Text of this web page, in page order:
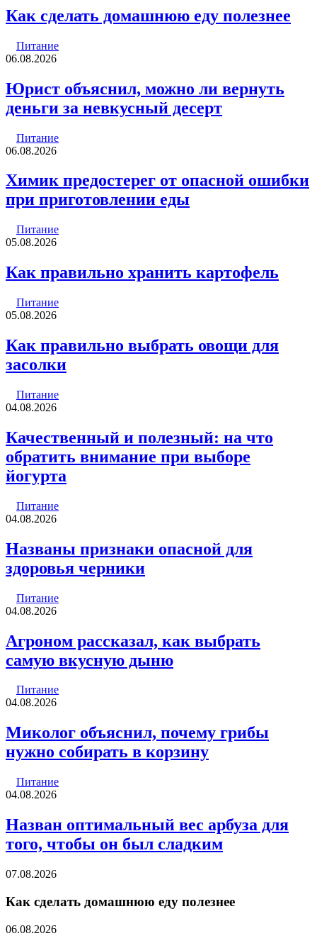
Как сделать домашнюю еду полезнее
Питание
06.08.2026
Юрист объяснил, можно ли вернуть
деньги за невкусный десерт
Питание
06.08.2026
Химик предостерег от опасной ошибки
при приготовлении еды
Питание
05.08.2026
Как правильно хранить картофель
Питание
05.08.2026
Как правильно выбрать овощи для
засолки
Питание
04.08.2026
Качественный и полезный: на что
обратить внимание при выборе
йогурта
Питание
04.08.2026
Названы признаки опасной для
здоровья черники
Питание
04.08.2026
Агроном рассказал, как выбрать
самую вкусную дыню
Питание
04.08.2026
Миколог объяснил, почему грибы
нужно собирать в корзину
Питание
04.08.2026
Назван оптимальный вес арбуза для
того, чтобы он был сладким
07.08.2026
Как сделать домашнюю еду полезнее
06.08.2026